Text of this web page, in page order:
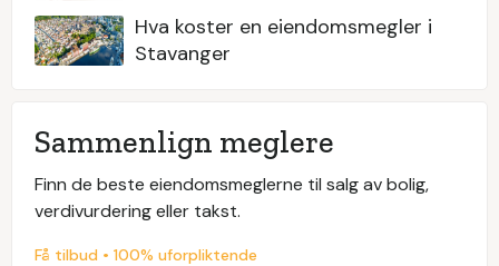
Hva koster en eiendomsmegler i
Stavanger
Sammenlign meglere
Finn de beste eiendomsmeglerne til salg av bolig,
verdivurdering eller takst.
Få tilbud • 100% uforpliktende